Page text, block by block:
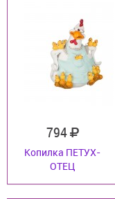
794
Копилка ПЕТУХ-
ОТЕЦ